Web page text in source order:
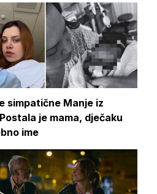
simpatične Manje iz
je mama, dječaku
ime